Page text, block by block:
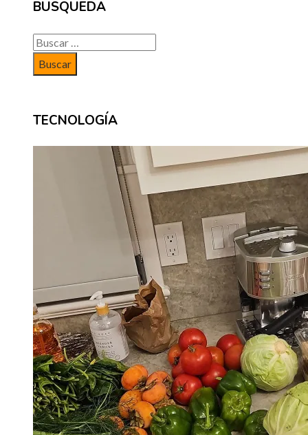
BUSQUEDA
Buscar:
TECNOLOGÍA